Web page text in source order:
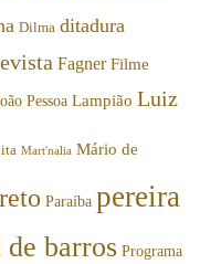
Dilma ditadura
Fagner Filme
Pessoa Lampião Luiz
Mart'nalia Mário de
Paraíba pereira
barros Programa